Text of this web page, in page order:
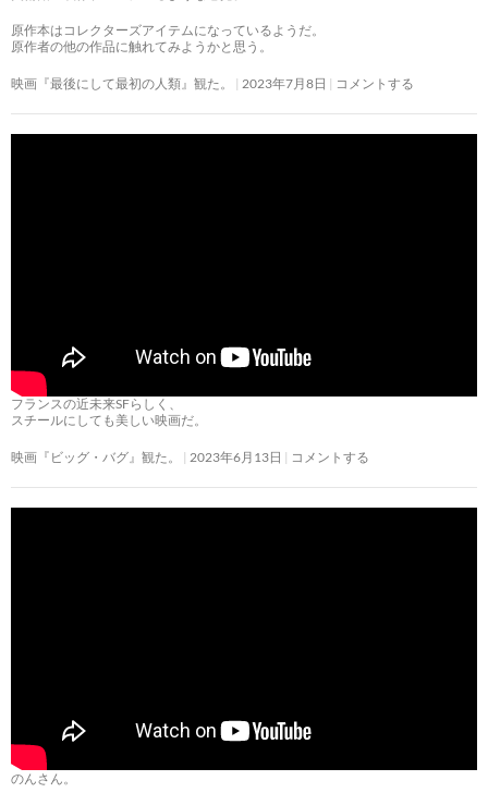
原作本はコレクターズアイテムになっているようだ。
原作者の他の作品に触れてみようかと思う。
映画『最後にして最初の人類』観た。 2023年7月8日 コメントする
フランスの近未来SFらしく、
スチールにしても美しい映画だ。
映画『ビッグ・バグ』観た。 2023年6月13日 コメントする
のんさん。